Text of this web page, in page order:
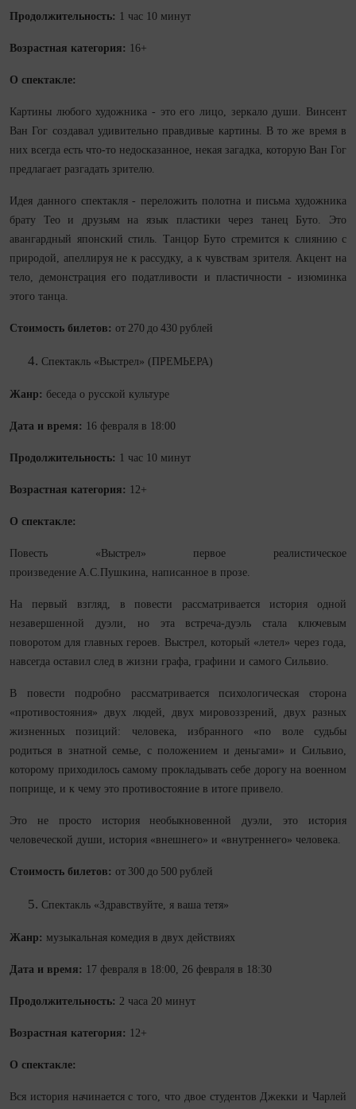
Продолжительность: 1 час 10 минут
Возрастная категория: 16+
О спектакле:
Картины любого художника - это его лицо, зеркало души. Винсент
Ван Гог создавал удивительно правдивые картины. В то же время в
них всегда есть что-то недосказанное, некая загадка, которую Ван Гог
предлагает разгадать зрителю.
Идея данного спектакля - переложить полотна и письма художника
брату Тео и друзьям на язык пластики через танец Буто. Это
авангардный японский стиль. Танцор Буто стремится к слиянию с
природой, апеллируя не к рассудку, а к чувствам зрителя. Акцент на
тело, демонстрация его податливости и пластичности - изюминка
этого танца.
Стоимость билетов: от 270 до 430 рублей
Спектакль «Выстрел» (ПРЕМЬЕРА)
Жанр: беседа о русской культуре
Дата и время: 16 февраля в 18:00
Продолжительность: 1 час 10 минут
Возрастная категория: 12+
О спектакле:
Повесть «Выстрел» первое реалистическое
произведение А.С.Пушкина, написанное в прозе.
На первый взгляд, в повести рассматривается история одной
незавершенной дуэли, но эта встреча-дуэль стала ключевым
поворотом для главных героев. Выстрел, который «летел» через года,
навсегда оставил след в жизни графа, графини и самого Сильвио.
В повести подробно рассматривается психологическая сторона
«противостояния» двух людей, двух мировоззрений, двух разных
жизненных позиций: человека, избранного «по воле судьбы
родиться в знатной семье, с положением и деньгами» и Сильвио,
которому приходилось самому прокладывать себе дорогу на военном
поприще, и к чему это противостояние в итоге привело.
Это не просто история необыкновенной дуэли, это история
человеческой души, история «внешнего» и «внутреннего» человека.
Стоимость билетов: от 300 до 500 рублей
Спектакль «Здравствуйте, я ваша тетя»
Жанр: музыкальная комедия в двух действиях
Дата и время: 17 февраля в 18:00, 26 февраля в 18:30
Продолжительность: 2 часа 20 минут
Возрастная категория: 12+
О спектакле:
Вся история начинается с того, что двое студентов Джекки и Чарлей